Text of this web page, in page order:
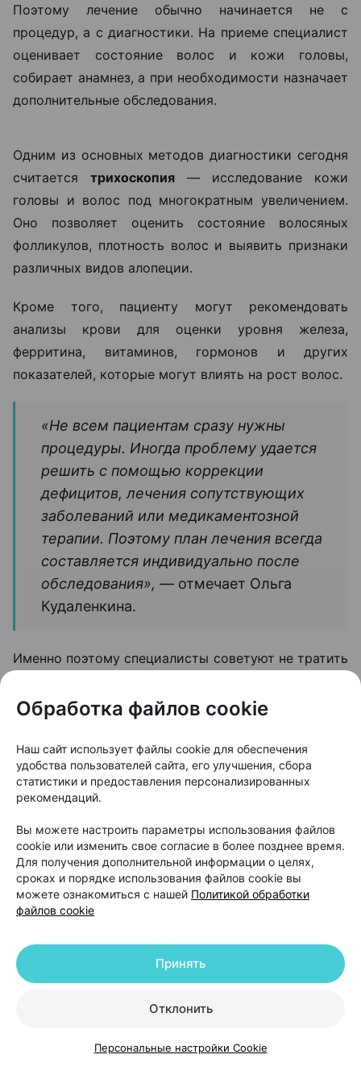
Столкнувшись с выпадением волос, многие
начинают искать решение самостоятельно:
покупают шампуни, сыворотки, витамины и БАДы.
Однако такой подход далеко не всегда дает
В такой ситуации даже качественный уход не
способен устранить основную причину проблемы.
Поэтому лечение обычно начинается не с
процедур, а с диагностики. На приеме специалист
оценивает состояние волос и кожи головы,
собирает анамнез, а при необходимости назначает
дополнительные обследования.
Одним из основных методов диагностики сегодня
считаетсятрихоскопия— исследование кожи
головы и волос под многократным увеличением.
Оно позволяет оценить состояние волосяных
различных видов алопеции.
Кроме того, пациенту могут рекомендовать
анализы крови для оценки уровня железа,
показателей, которые могут влиять на рост волос.
Обработка файлов cookie
Наш сайт использует файлы cookie для обеспечения
удобства пользователей сайта, его улучшения, сбора
статистики и предоставления персонализированных
рекомендаций.
Вы можете настроить параметры использования файлов
cookie или изменить свое согласие в более позднее время.
Для получения дополнительной информации о целях,
сроках и порядке использования файлов cookie вы
можете ознакомиться с нашей Политикой обработки
файлов cookie
Отклонить
Принять
Персональные настройки Cookie